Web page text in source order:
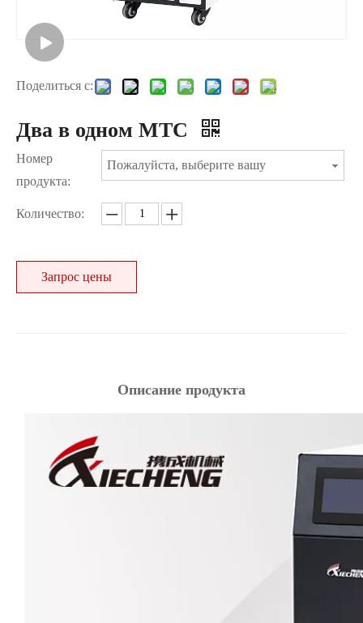
Поделиться с:
Два в одном MTC
Номер
продукта:
Пожалуйста, выберите вашу
Количество:
Запрос цены
Описание продукта